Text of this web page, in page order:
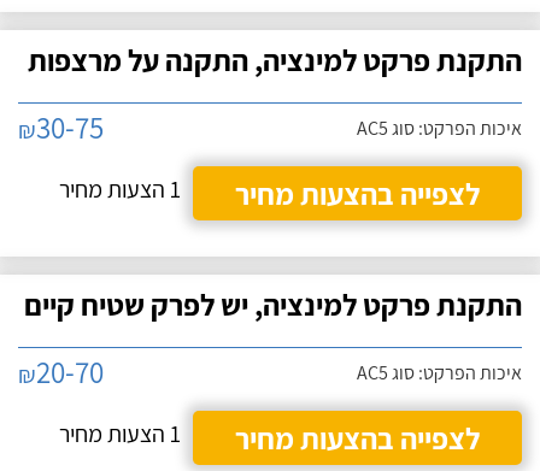
התקנת פרקט למינציה, התקנה על מרצפות
איכות הפרקט: סוג AC5 ₪30-75
לצפייה בהצעות מחיר
1 הצעות מחיר
התקנת פרקט למינציה, יש לפרק שטיח קיים
איכות הפרקט: סוג AC5 ₪20-70
לצפייה בהצעות מחיר
1 הצעות מחיר